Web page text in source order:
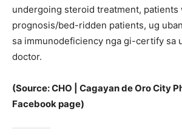
undergoing steroid treatment, patients
prognosis/bed-ridden patients, ug
sa immunodeficiency nga gi-certify sa
doctor.
(Source: CHO | Cagayan de Oro City
Facebook page)